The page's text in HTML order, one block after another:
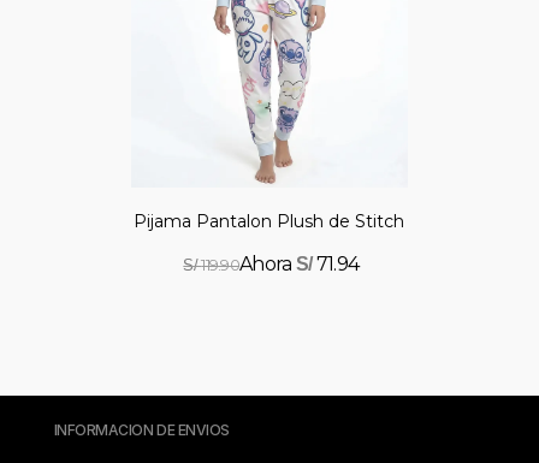
Pijama Pantalon Plush de Stitch
S/119.90 S/71.94
INFORMACION DE ENVIOS